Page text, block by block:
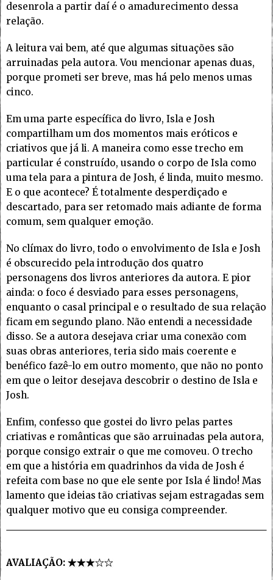
desenrola a partir daí é o amadurecimento dessa
relação.
A leitura vai bem, até que algumas situações são
arruinadas pela autora. Vou mencionar apenas duas,
porque prometi ser breve, mas há pelo menos umas
cinco.
Em uma parte específica do livro, Isla e Josh
compartilham um dos momentos mais eróticos e
criativos que já li. A maneira como esse trecho em
particular é construído, usando o corpo de Isla como
uma tela para a pintura de Josh, é linda, muito mesmo.
E o que acontece? É totalmente desperdiçado e
descartado, para ser retomado mais adiante de forma
comum, sem qualquer emoção.
No clímax do livro, todo o envolvimento de Isla e Josh
é obscurecido pela introdução dos quatro
personagens dos livros anteriores da autora. E pior
ainda: o foco é desviado para esses personagens,
enquanto o casal principal e o resultado de sua relação
ficam em segundo plano. Não entendi a necessidade
disso. Se a autora desejava criar uma conexão com
suas obras anteriores, teria sido mais coerente e
benéfico fazê-lo em outro momento, que não no ponto
em que o leitor desejava descobrir o destino de Isla e
Josh.
Enfim, confesso que gostei do livro pelas partes
criativas e românticas que são arruinadas pela autora,
porque consigo extrair o que me comoveu. O trecho
em que a história em quadrinhos da vida de Josh é
refeita com base no que ele sente por Isla é lindo! Mas
lamento que ideias tão criativas sejam estragadas sem
qualquer motivo que eu consiga compreender.
AVALIAÇÃO: